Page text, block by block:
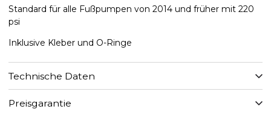
Standard für alle Fußpumpen von 2014 und früher mit 220
psi
Inklusive Kleber und O-Ringe
Technische Daten
Preisgarantie